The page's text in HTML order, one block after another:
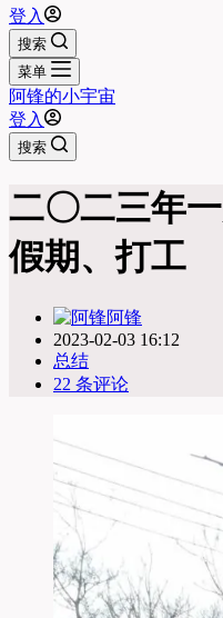
登入
搜索
菜单
阿锋的小宇宙
登入
搜索
二〇二三年
假期、打工
阿锋
2023-02-03 16:12
总结
22 条评论